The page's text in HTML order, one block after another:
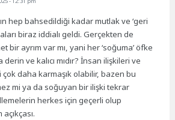
hep bahsedildiği kadar mutlak ve ‘geri
biraz iddialı geldi. Gerçekten de
bir ayrım var mı, yani her ‘soğuma’ öfke
derin ve kalıcı mıdır? İnsan ilişkileri ve
daha karmaşık olabilir, bazen bu
mi ya da soğuyan bir ilişki tekrar
herkes için geçerli olup